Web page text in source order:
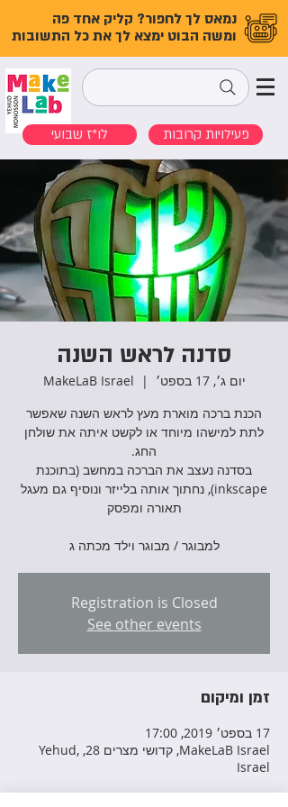
נמאס לך לחפור? קליק אחד פה
ומשה הבוט ימצא לך את כל התשובות
לו"ז שבועי פעילויות קרובות
סדנה לראש השנה
יום ג׳, 17 בספט׳
  |
MakeLaB Israel
הכנת ברכה מוארת מעץ לראש השנה שאפשר
לתת למישהו מיוחד או לקשט איתה את שולחן
בסדנה נעצב את הברכה במחשב (בתוכנת
inkscape), נחתוך אותה בלייזר ונוסיף גם מעגל
למבוגר / מבוגר וילד מכתה ג
Registration is Closed
See other events
זמן ומיקום
17 בספט׳ 2019, 17:00
MakeLaB Israel, קדושי מצרים 28, Yehud,
Israel